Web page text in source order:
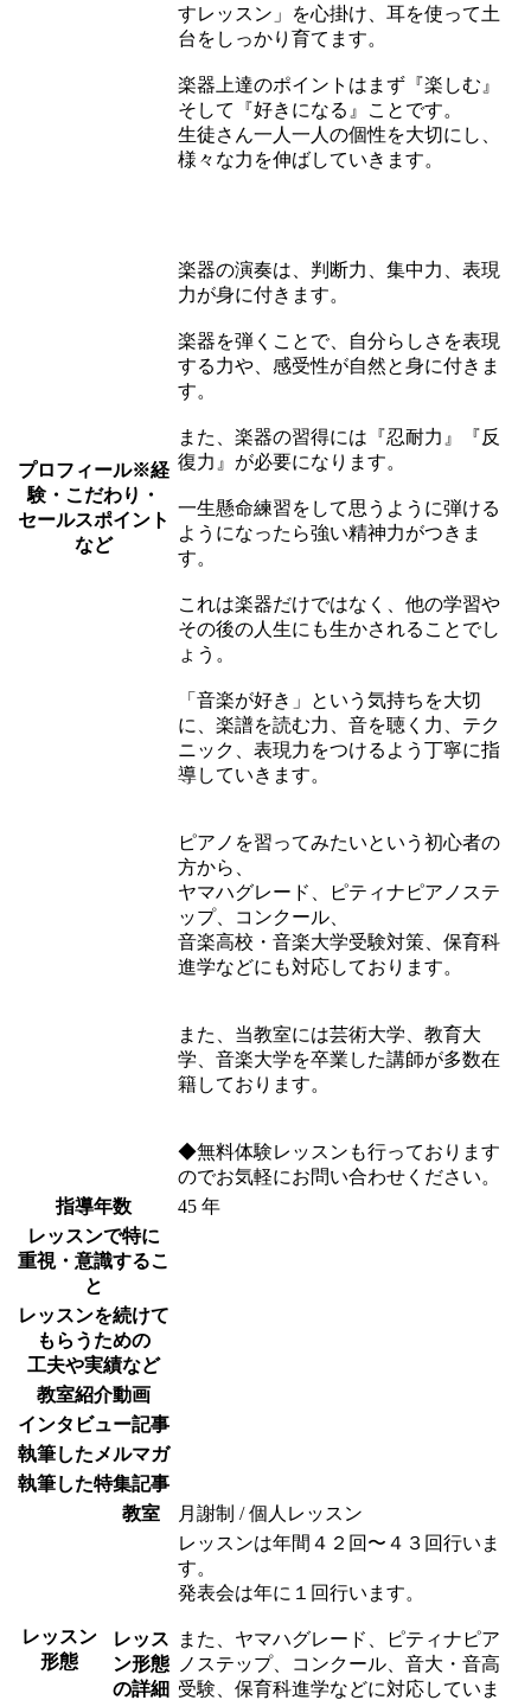
プロフィール※経
験・こだわり・
セールスポイント
など
すレッスン」を心掛け、耳を使って土
台をしっかり育てます。
楽器上達のポイントはまず『楽しむ』
そして『好きになる』ことです。
生徒さん一人一人の個性を大切にし、
様々な力を伸ばしていきます。
楽器の演奏は、判断力、集中力、表現
力が身に付きます。
楽器を弾くことで、自分らしさを表現
する力や、感受性が自然と身に付きま
す。
また、楽器の習得には『忍耐力』『反
復力』が必要になります。
一生懸命練習をして思うように弾ける
ようになったら強い精神力がつきま
す。
これは楽器だけではなく、他の学習や
その後の人生にも生かされることでし
ょう。
「音楽が好き」という気持ちを大切
に、楽譜を読む力、音を聴く力、テク
ニック、表現力をつけるよう丁寧に指
導していきます。
ピアノを習ってみたいという初心者の
方から、
ヤマハグレード、ピティナピアノステ
ップ、コンクール、
音楽高校・音楽大学受験対策、保育科
進学などにも対応しております。
また、当教室には芸術大学、教育大
学、音楽大学を卒業した講師が多数在
籍しております。
◆無料体験レッスンも行っております
のでお気軽にお問い合わせください。
指導年数
45 年
レッスンで特に
重視・意識するこ
と
レッスンを続けて
もらうための
工夫や実績など
教室紹介動画
インタビュー記事
執筆したメルマガ
執筆した特集記事
レッスン
形態
教室 月謝制 / 個人レッスン
レッス
ン形態
の詳細
レッスンは年間４２回〜４３回行いま
す。
発表会は年に１回行います。
また、ヤマハグレード、ピティナピア
ノステップ、コンクール、音大・音高
受験、保育科進学などに対応していま